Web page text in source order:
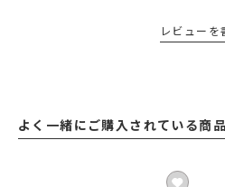
レビューを
よく一緒にご購入されている商品